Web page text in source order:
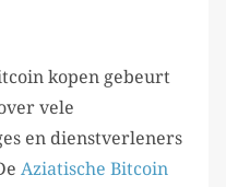
kopen gebeurt
vele
en dienstverleners
Aziatische Bitcoin